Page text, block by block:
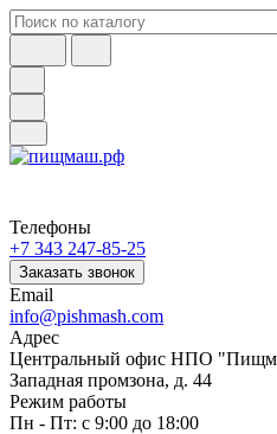
Телефоны
+7 343 247-85-25
Заказать звонок
Email
info@pishmash.com
Адрес
Центральный офис НПО
Западная промзона, д. 44
Режим работы
Пн - Пт: с 9:00 до 18:00